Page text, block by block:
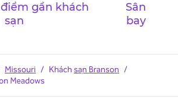
gần khách
sạn
Sân
bay
Missouri / Khách sạn Branson /
Meadows